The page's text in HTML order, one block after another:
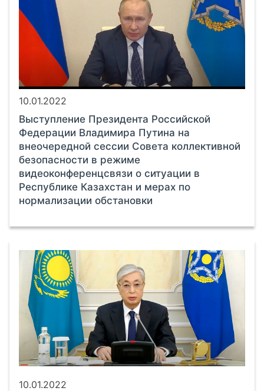
10.01.2022
Выступление Президента Российской
Федерации Владимира Путина на
внеочередной сессии Совета коллективной
безопасности в режиме
видеоконференцсвязи о ситуации в
Республике Казахстан и мерах по
нормализации обстановки
10.01.2022